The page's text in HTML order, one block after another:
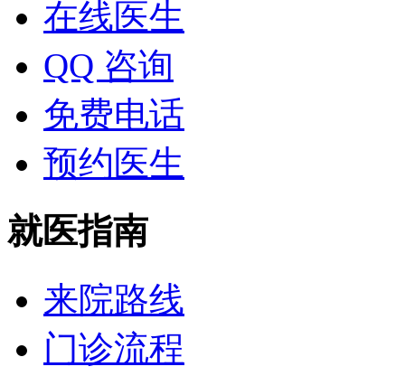
在线医生
QQ 咨询
免费电话
预约医生
就医指南
来院路线
门诊流程